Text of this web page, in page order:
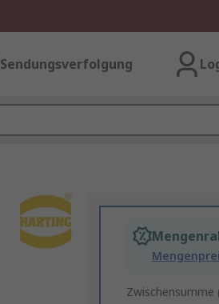
Sendungsverfolgung
Zwischensumme